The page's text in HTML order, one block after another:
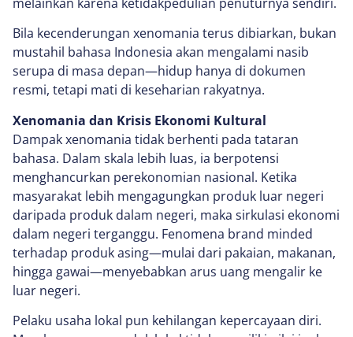
Bila kecenderungan xenomania terus dibiarkan, bukan
mustahil bahasa Indonesia akan mengalami nasib
serupa di masa depan—hidup hanya di dokumen
resmi, tetapi mati di keseharian rakyatnya.
Xenomania dan Krisis Ekonomi Kultural
Dampak xenomania tidak berhenti pada tataran
bahasa. Dalam skala lebih luas, ia berpotensi
menghancurkan perekonomian nasional. Ketika
masyarakat lebih mengagungkan produk luar negeri
daripada produk dalam negeri, maka sirkulasi ekonomi
dalam negeri terganggu. Fenomena brand minded
terhadap produk asing—mulai dari pakaian, makanan,
hingga gawai—menyebabkan arus uang mengalir ke
luar negeri.
Pelaku usaha lokal pun kehilangan kepercayaan diri.